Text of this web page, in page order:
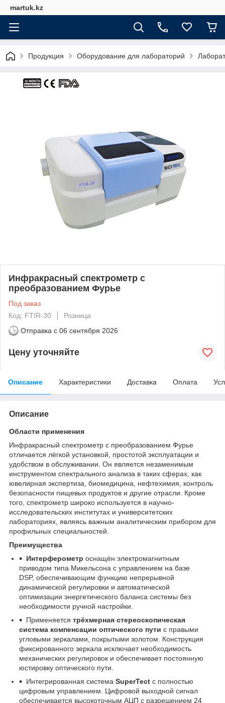
martuk.kz
Продукция Оборудование для лабораторий
Инфракрасный спектрометр с
преобразованием Фурье
Под заказ
Код: FTIR-30
Розница
Отправка с 06 сентября 2026
Цену уточняйте
Описание Характеристики Доставка Оплата
Описание
Области применения
Инфракрасный спектрометр с преобразованием Фурье
отличается лёгкой установкой, простотой эксплуатации и
удобством в обслуживании. Он является незаменимым
инструментом спектрального анализа в таких сферах, как
ювелирная экспертиза, биомедицина, нефтехимия, контроль
безопасности пищевых продуктов и другие отрасли. Кроме
того, спектрометр широко используется в научно-
исследовательских институтах и университетских
лабораториях, являясь важным аналитическим прибором для
профильных специальностей.
Преимущества
Интерферометр оснащён электромагнитным
приводом типа Микельсона с управлением на базе
DSP, обеспечивающим функцию непрерывной
динамической регулировки и автоматической
оптимизации энергетического баланса системы без
необходимости ручной настройки.
Применяется трёхмерная стереоскопическая
система компенсации оптического пути с правыми
угловыми зеркалами, покрытыми золотом. Конструкция
фиксированного зеркала исключает необходимость
механических регулировок и обеспечивает постоянную
юстировку оптического пути.
Интегрированная система SuperTect с полностью
цифровым управлением. Цифровой выходной сигнал
обеспечивается высокоточным АЦП с разрешением 24